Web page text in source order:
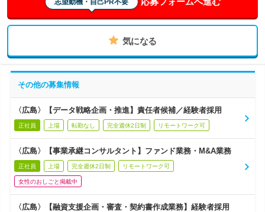
志望動機・自己PR不要
気になる
その他の募集情報
〈広島〉【データ戦略企画・推進】責任者候補／経験者採用
正社員 上場 転勤なし 完全週休2日制 リモートワーク可
〈広島〉【事業承継コンサルタント】ファンド業務・M&A業務
正社員 上場 完全週休2日制 リモートワーク可
女性のおしごと掲載中
〈広島〉【融資支援企画・審査・契約書作成業務】経験者採用